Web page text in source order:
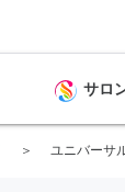
サロ
ユニバーサ